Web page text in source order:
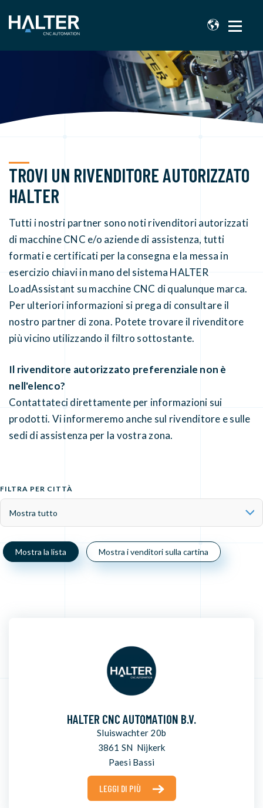
TROVI UN RIVENDITORE AUTORIZZATO
HALTER
Tutti i nostri partner sono noti rivenditori autorizzati
di macchine CNC e/o aziende di assistenza, tutti
formati e certificati per la consegna e la messa in
esercizio chiavi in mano del sistema HALTER
LoadAssistant su macchine CNC di qualunque marca.
Per ulteriori informazioni si prega di consultare il
nostro partner di zona. Potete trovare il rivenditore
più vicino utilizzando il filtro sottostante.
Il rivenditore autorizzato preferenziale non è
nell'elenco?
Contattateci direttamente per informazioni sui
prodotti. Vi informeremo anche sul rivenditore e sulle
sedi di assistenza per la vostra zona.
FILTRA PER CITTÀ
Mostra la lista Mostra i venditori sulla cartina
HALTER CNC AUTOMATION B.V.
Sluiswachter 20b
3861 SN Nijkerk
Paesi Bassi
LEGGI DI PIÙ